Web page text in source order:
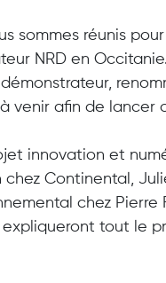
sommes réunis
NRD en
venir afin de lancer
innovation et
Continental,
chez
expliqueront tout le